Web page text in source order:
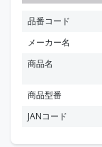
品番コード
メーカー名
商品名
商品型番
JANコード